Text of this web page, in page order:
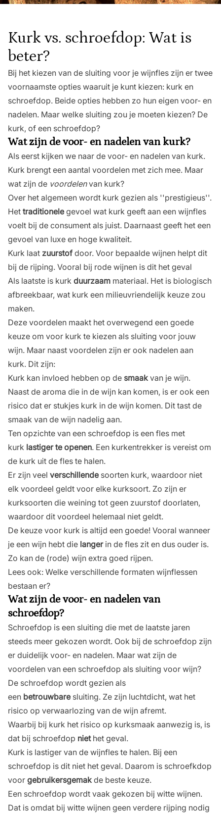
Kurk vs. schroefdop: Wat is
beter?
Bij het kiezen van de sluiting voor je wijnfles zijn er twee
voornaamste opties waaruit je kunt kiezen: kurk en
schroefdop. Beide opties hebben zo hun eigen voor- en
nadelen. Maar welke sluiting zou je moeten kiezen? De
kurk, of een schroefdop?
Wat zijn de voor- en nadelen van kurk?
Als eerst kijken we naar de voor- en nadelen van kurk.
Kurk brengt een aantal voordelen met zich mee. Maar
wat zijn de voordelenvan kurk?
Over het algemeen wordt kurk gezien als ''prestigieus''.
Het traditionelegevoel wat kurk geeft aan een wijnfles
voelt bij de consument als juist. Daarnaast geeft het een
gevoel van luxe en hoge kwaliteit.
Kurk laat zuurstof door. Voor bepaalde wijnen helpt dit
bij de rijping. Vooral bij rode wijnen is dit het geval
Als laatste is kurk duurzaam materiaal. Het is biologisch
afbreekbaar, wat kurk een milieuvriendelijk keuze zou
maken.
Deze voordelen maakt het overwegend een goede
keuze om voor kurk te kiezen als sluiting voor jouw
wijn. Maar naast voordelen zijn er ook nadelen aan
kurk. Dit zijn:
Kurk kan invloed hebben op de smaakvan je wijn.
Naast de aroma die in de wijn kan komen, is er ook een
risico dat er stukjes kurk in de wijn komen. Dit tast de
smaak van de wijn nadelig aan.
Ten opzichte van een schroefdop is een fles met
kurk lastiger te openen. Een kurkentrekker is vereist om
de kurk uit de fles te halen.
Er zijn veel verschillendesoorten kurk, waardoor niet
elk voordeel geldt voor elke kurksoort. Zo zijn er
kurksoorten die weining tot geen zuurstof doorlaten,
waardoor dit voordeel helemaal niet geldt.
De keuze voor kurk is altijd een goede! Vooral wanneer
je een wijn hebt die langerin de fles zit en dus ouder is.
Zo kan de (rode) wijn extra goed rijpen.
Lees ook: Welke verschillende formaten wijnflessen
bestaan er?
Wat zijn de voor- en nadelen van
schroefdop?
Schroefdop is een sluiting die met de laatste jaren
steeds meer gekozen wordt. Ook bij de schroefdop zijn
er duidelijk voor- en nadelen. Maar wat zijn de
voordelen van een schroefdop als sluiting voor wijn?
De schroefdop wordt gezien als
een betrouwbaresluiting. Ze zijn luchtdicht, wat het
risico op verwaarlozing van de wijn afremt.
Waarbij bij kurk het risico op kurksmaak aanwezig is, is
dat bij schroefdop niethet geval.
Kurk is lastiger van de wijnfles te halen. Bij een
schroefdop is dit niet het geval. Daarom is schroefkdop
voor gebruikersgemakde beste keuze.
Een schroefdop wordt vaak gekozen bij witte wijnen.
Dat is omdat bij witte wijnen geen verdere rijping nodig